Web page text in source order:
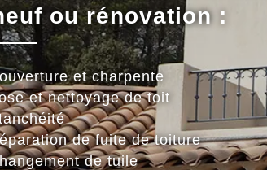
ou rénovation :
et charpente
et nettoyage de toit
de fuite de toiture
de tuile